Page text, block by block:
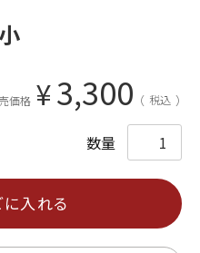
価格 ¥3,300 税込
入れる